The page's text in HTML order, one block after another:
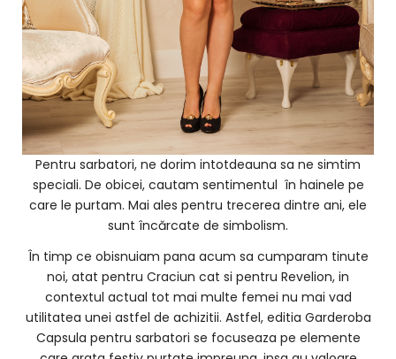
Pentru sarbatori, ne dorim intotdeauna sa ne simtim
speciali. De obicei, cautam sentimentul în hainele pe
care le purtam. Mai ales pentru trecerea dintre ani, ele
sunt încărcate de simbolism.
În timp ce obisnuiam pana acum sa cumparam tinute
noi, atat pentru Craciun cat si pentru Revelion, in
contextul actual tot mai multe femei nu mai vad
utilitatea unei astfel de achizitii. Astfel, editia Garderoba
Capsula pentru sarbatori se focuseaza pe elemente